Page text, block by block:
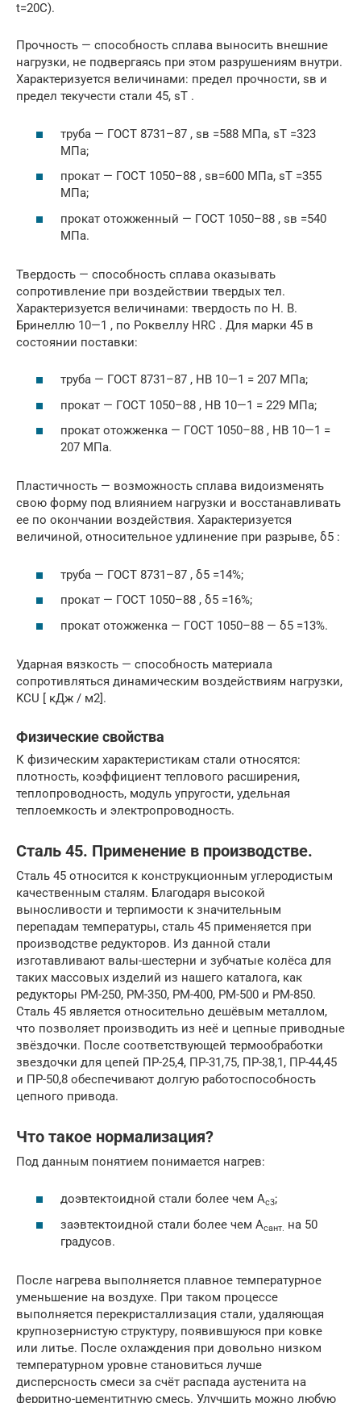
t=20C).
Прочность — способность сплава выносить внешние
нагрузки, не подвергаясь при этом разрушениям внутри.
Характеризуется величинами: предел прочности, sв и
предел текучести стали 45, sT .
труба — ГОСТ 8731–87 , sв =588 МПа, sT =323
МПа;
прокат — ГОСТ 1050–88 , sв=600 МПа, sT =355
МПа;
прокат отожженный — ГОСТ 1050–88 , sв =540
МПа.
Твердость — способность сплава оказывать
сопротивление при воздействии твердых тел.
Характеризуется величинами: твердость по Н. В.
Бринеллю 10—1 , по Роквеллу HRC . Для марки 45 в
состоянии поставки:
труба — ГОСТ 8731–87 , HB 10—1 = 207 МПа;
прокат — ГОСТ 1050–88 , HB 10—1 = 229 МПа;
прокат отожженка — ГОСТ 1050–88 , HB 10—1 =
207 МПа.
Пластичность — возможность сплава видоизменять
свою форму под влиянием нагрузки и восстанавливать
ее по окончании воздействия. Характеризуется
величиной, относительное удлинение при разрыве, δ5 :
труба — ГОСТ 8731–87 , δ5 =14%;
прокат — ГОСТ 1050–88 , δ5 =16%;
прокат отожженка — ГОСТ 1050–88 — δ5 =13%.
Ударная вязкость — способность материала
сопротивляться динамическим воздействиям нагрузки,
KCU [ кДж / м2].
Физические свойства
К физическим характеристикам стали относятся:
плотность, коэффициент теплового расширения,
теплопроводность, модуль упругости, удельная
теплоемкость и электропроводность.
Сталь 45. Применение в производстве.
Сталь 45 относится к конструкционным углеродистым
качественным сталям. Благодаря высокой
выносливости и терпимости к значительным
перепадам температуры, сталь 45 применяется при
производстве редукторов. Из данной стали
изготавливают валы-шестерни и зубчатые колёса для
таких массовых изделий из нашего каталога, как
редукторы РМ-250, РМ-350, РМ-400, РМ-500 и РМ-850.
Сталь 45 является относительно дешёвым металлом,
что позволяет производить из неё и цепные приводные
звёздочки. После соответствующей термообработки
звездочки для цепей ПР-25,4, ПР-31,75, ПР-38,1, ПР-44,45
и ПР-50,8 обеспечивают долгую работоспособность
цепного привода.
Что такое нормализация?
Под данным понятием понимается нагрев:
доэвтектоидной стали более чем Ас3;
заэвтектоидной стали более чем Асант.
на 50
градусов.
После нагрева выполняется плавное температурное
уменьшение на воздухе. При таком процессе
выполняется перекристаллизация стали, удаляющая
крупнозернистую структуру, появившуюся при ковке
или литье. После охлаждения при довольно низком
температурном уровне становиться лучше
дисперсность смеси за счёт распада аустенита на
ферритно-цементитную смесь. Улучшить можно любую